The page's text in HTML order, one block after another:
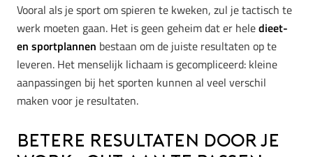
Vooral als je sport om spieren te kweken, zul je tactisch te
werk moeten gaan. Het is geen geheim dat er heledieet-
en sportplannen bestaan om de juiste resultaten op te
leveren. Het menselijk lichaam is gecompliceerd: kleine
aanpassingen bij het sporten kunnen al veel verschil
maken voor je resultaten.
Betere resultaten door je